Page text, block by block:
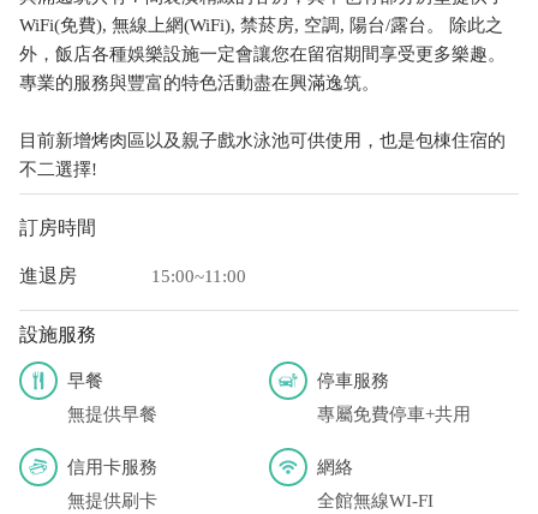
WiFi(免費), 無線上網(WiFi), 禁菸房, 空調, 陽台/露台。 除此之
外，飯店各種娛樂設施一定會讓您在留宿期間享受更多樂趣。
專業的服務與豐富的特色活動盡在興滿逸筑。
目前新增烤肉區以及親子戲水泳池可供使用，也是包棟住宿的
不二選擇!
訂房時間
進退房 15:00~11:00
設施服務
早餐
無提供早餐
停車服務
專屬免費停車+共用
信用卡服務
無提供刷卡
網絡
全館無線WI-FI